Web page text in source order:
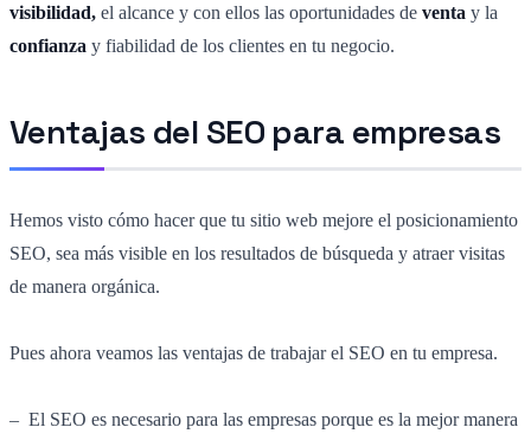
visibilidad, el alcance y con ellos las oportunidades de venta y la
confianza y fiabilidad de los clientes en tu negocio.
Ventajas del SEO para empresas
Hemos visto cómo hacer que tu sitio web mejore el posicionamiento
SEO, sea más visible en los resultados de búsqueda y atraer visitas
de manera orgánica.
Pues ahora veamos las ventajas de trabajar el SEO en tu empresa.
– El SEO es necesario para las empresas porque es la mejor manera